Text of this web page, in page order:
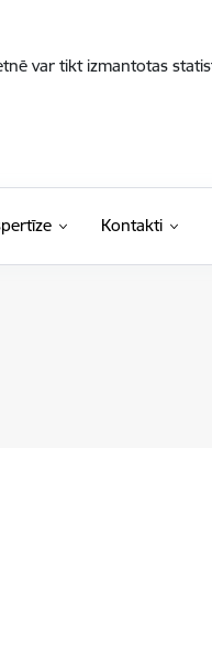
var tikt izmantotas
Kontakti